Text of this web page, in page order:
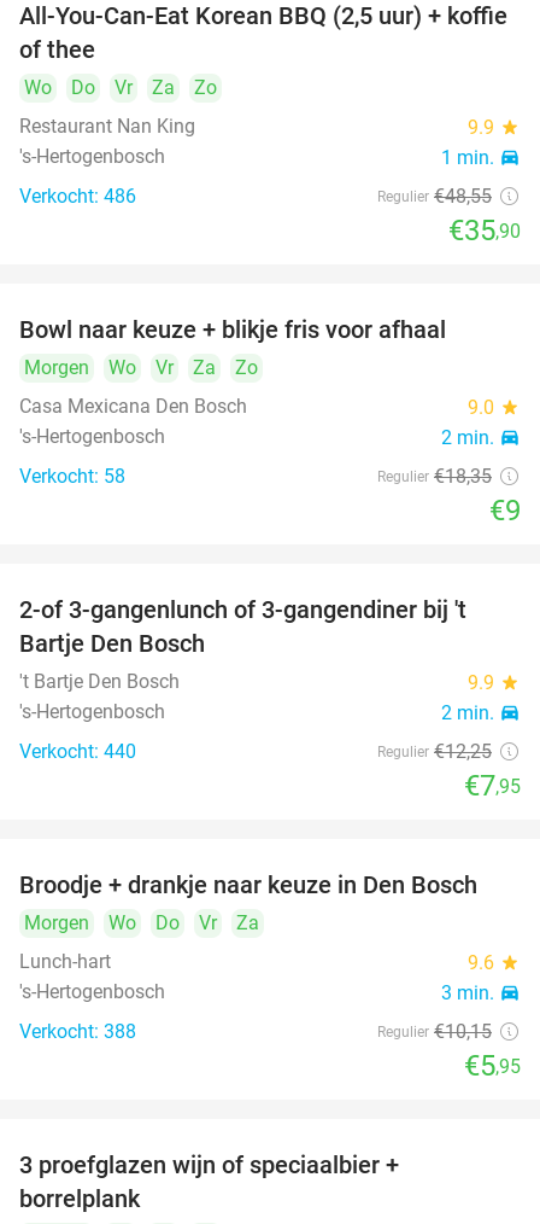
26%
All-You-Can-Eat Korean BBQ (2,5 uur) + koffie
of thee
Wo Do Vr Za
Zo
Restaurant Nan King
9.9 star
's-Hertogenbosch 1 min. directions_car
Verkocht: 486 Regulier €48,55
€35,90
Bowl naar keuze + blikje fris voor afhaal
Morgen Wo Vr Za
Zo
Casa Mexicana Den Bosch
9.0 star
's-Hertogenbosch 2 min. directions_car
Verkocht: 58 Regulier €18,35
€9
35%
2-of 3-gangenlunch of 3-gangendiner bij 't
Bartje Den Bosch
't Bartje Den Bosch 9.9 star
's-Hertogenbosch 2 min. directions_car
Verkocht: 440 Regulier €12,25
€7,95
41%
Broodje + drankje naar keuze in Den Bosch
Morgen Wo Do Vr
Za
Lunch-hart
9.6 star
's-Hertogenbosch 3 min. directions_car
Verkocht: 388 Regulier €10,15
€5,95
3 proefglazen wijn of speciaalbier +
borrelplank